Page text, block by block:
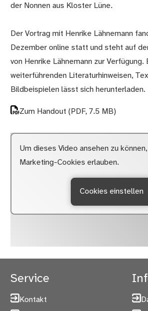
der Nonnen aus Kloster Lüne.
Der Vortrag mit Henrike Lähnemann
Dezember online statt und steht auf
von Henrike Lähnemann zur Verfügung.
weiterführenden Literaturhinweisen,
Bildbeispielen lässt sich herunterladen.
Zum Handout(PDF, 7.5 MB)
Um dieses Video ansehen zu
Marketing-Cookies erlauben.
Cookies einstellen
Service
Kontakt